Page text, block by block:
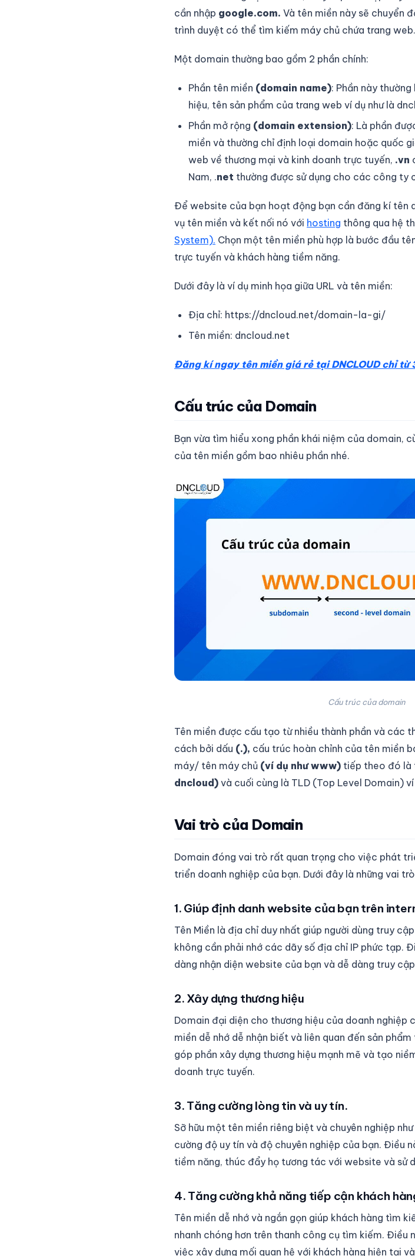
cần nhập google.com. Và tên miền này sẽ chuyển
trình duyệt có thể tìm kiếm máy chủ chứa trang web.
Một domain thường bao gồm 2 phần chính:
Phần tên miền (domain name): Phần này
hiệu, tên sản phẩm của trang web ví dụ như là
Phần mở rộng (domain extension): Là phần
miền và thường chỉ định loại domain hoặc quốc
web về thương mại và kinh doanh trực tuyến, .vn
Nam, .net thường được sử dụng cho các công ty
Để website của bạn hoạt động bạn cần đăng kí tên
vụ tên miền và kết nối nó với hosting thông qua hệ
System). Chọn một tên miền phù hợp là bước đầu
trực tuyến và khách hàng tiềm năng.
Dưới đây là ví dụ minh họa giữa URL và tên miền:
Địa chỉ: https://dncloud.net/domain-la-gi/
Tên miền: dncloud.net
Đăng kí ngay tên miền giá rẻ tại DNCLOUD chỉ
Cấu trúc của Domain
Bạn vừa tìm hiểu xong phần khái niệm của domain,
của tên miền gồm bao nhiêu phần nhé.
Cấu trúc của domain
Tên miền được cấu tạo từ nhiều thành phần và các
cách bởi dấu (.), cấu trúc hoàn chỉnh của tên miền
máy/ tên máy chủ (ví dụ như www) tiếp theo đó là
dncloud) và cuối cùng là TLD (Top Level Domain) ví
Vai trò của Domain
Domain đóng vai trò rất quan trọng cho việc phát
triển doanh nghiệp của bạn. Dưới đây là những vai
1. Giúp định danh website của bạn trên
Tên Miền là địa chỉ duy nhất giúp người dùng truy
không cần phải nhớ các dãy số địa chỉ IP phức tạp.
dàng nhận diện website của bạn và dễ dàng truy
2. Xây dựng thương hiệu
Domain đại diện cho thương hiệu của doanh nghiệp
miền dễ nhớ dễ nhận biết và liên quan đến sản
góp phần xây dựng thương hiệu mạnh mẽ và tạo
doanh trực tuyến.
3. Tăng cường lòng tin và uy tín.
Sỡ hữu một tên miền riêng biệt và chuyên nghiệp
cường độ uy tín và độ chuyên nghiệp của bạn. Điều
tiềm năng, thúc đẩy họ tương tác với website và sử
4. Tăng cường khả năng tiếp cận khách
Tên miền dễ nhớ và ngắn gọn giúp khách hàng tìm
nhanh chóng hơn trên thanh công cụ tìm kiếm. Điều
việc xây dựng mối quan hệ với khách hàng hiện tại